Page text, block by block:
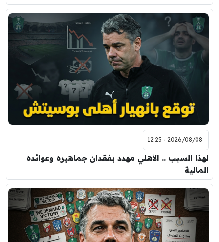
2026/08/08 - 12:25
لهذا السبب .. الأهلي مهدد بفقدان جماهيره وعوائده
المالية